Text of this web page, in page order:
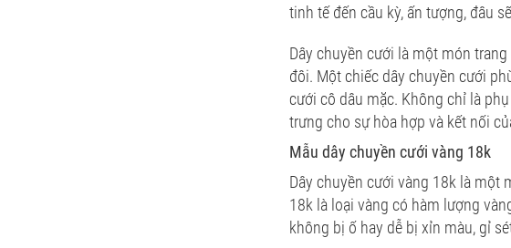
tinh tế đến cầu kỳ, ấn tượng, đâu
Dây chuyền cưới là một món
đôi. Một chiếc dây chuyền cưới
cưới cô dâu mặc. Không chỉ là
trưng cho sự hòa hợp và kết nối
Mẫu dây chuyền cưới vàng 18k
Dây chuyền cưới vàng 18k là một
18k là loại vàng có hàm lượng
không bị ố hay dễ bị xỉn màu, gỉ